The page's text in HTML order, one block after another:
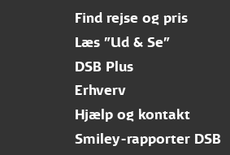
Find rejse og pris
Læs "Ud & Se"
DSB Plus
Erhverv
Hjælp og kontakt
Smiley-rapporter DSB